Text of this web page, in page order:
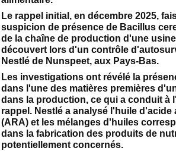
Le rappel initial, en décembre 2025,
suspicion de présence de Bacillus
de la chaîne de production d'une
découvert lors d'un contrôle
Nestlé de Nunspeet, aux Pays-Bas.
Les investigations ont révélé la
dans l'une des matières premières
dans la production, ce qui a conduit à
rappel. Nestlé a analysé l'huile
(ARA) et les mélanges d'huiles
dans la fabrication des produits de
potentiellement concernés.